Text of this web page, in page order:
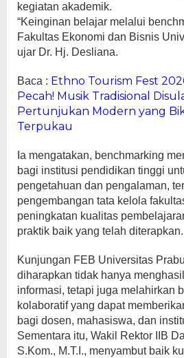
kegiatan akademik.
“Keinginan belajar melalui
Fakultas Ekonomi dan Bisnis
ujar Dr. Hj. Desliana.
Baca : Ethno Tourism Fest
Pecah! Musik Tradisional
Pertunjukan Modern yang
Terpukau
Ia mengatakan, benchmarking
bagi institusi pendidikan tinggi
pengetahuan dan pengalaman,
pengembangan tata kelola
peningkatan kualitas
praktik baik yang telah diterapkan.
Kunjungan FEB Universitas
diharapkan tidak hanya
informasi, tetapi juga melahirkan
kolaboratif yang dapat
bagi dosen, mahasiswa, dan
Sementara itu, Wakil Rektor IIB
S.Kom., M.T.I., menyambut baik